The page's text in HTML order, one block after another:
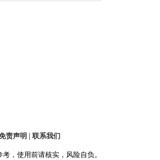
责声明 | 联系我们
，使用前请核实，风险自负。